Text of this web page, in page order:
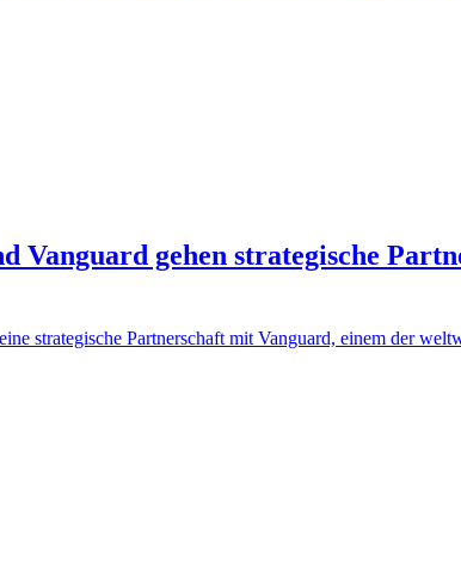
gehen strategische
strategische Partnerschaft mit Vanguard, einem der